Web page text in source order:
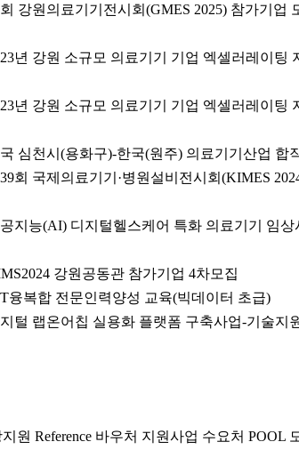
강원의료기기전시회(GMES 2025) 참가기업
년 강원 소규모 의료기기 기업 엑셀러레이팅
년 강원 소규모 의료기기 기업 엑셀러레이팅
국 심천시(용화구)-한국(원주) 의료기기산업 합
회 국제의료기기·병원설비전시회(KIMES
공지능(AI) 디지털헬스케어 특화 의료기기 임
강원공동관 참가기업 4차모집
융복합 전문인력양성 교육(빅데이터 초급)
지털 랩온어칩 실용화 플랫폼 구축사업-기술지
원 Reference 바우처 지원사업 수요처 POOL